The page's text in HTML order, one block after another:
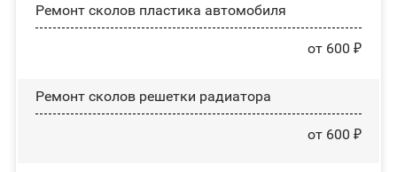
Ремонт сколов пластика автомобиля
от 600 ₽
Ремонт сколов решетки радиатора
от 600 ₽